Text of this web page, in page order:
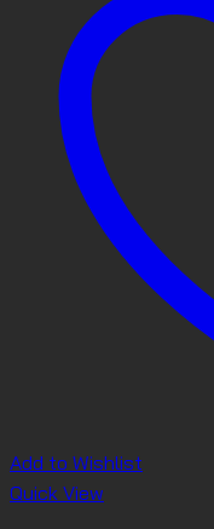
Add to Wishlist
Quick View